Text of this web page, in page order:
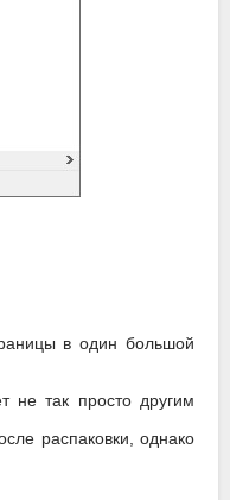
в один большой
не так просто другим
распаковки, однако